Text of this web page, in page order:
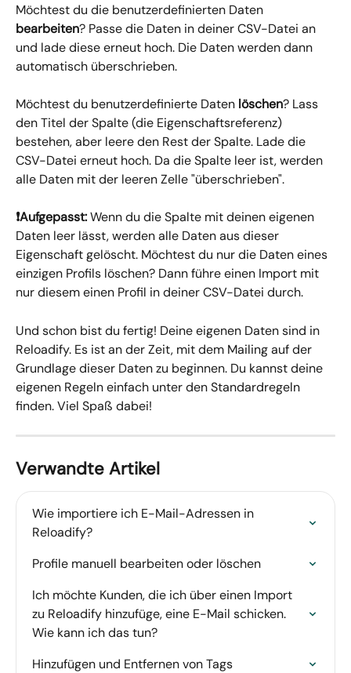
Möchtest du die benutzerdefinierten Daten
bearbeiten? Passe die Daten in deiner CSV-Datei an
und lade diese erneut hoch. Die Daten werden dann
automatisch überschrieben.
Möchtest du benutzerdefinierte Daten löschen? Lass
den Titel der Spalte (die Eigenschaftsreferenz)
bestehen, aber leere den Rest der Spalte. Lade die
CSV-Datei erneut hoch. Da die Spalte leer ist, werden
alle Daten mit der leeren Zelle "überschrieben".
❗️Aufgepasst: Wenn du die Spalte mit deinen eigenen
Daten leer lässt, werden alle Daten aus dieser
Eigenschaft gelöscht. Möchtest du nur die Daten eines
einzigen Profils löschen? Dann führe einen Import mit
nur diesem einen Profil in deiner CSV-Datei durch.
Und schon bist du fertig! Deine eigenen Daten sind in
Reloadify. Es ist an der Zeit, mit dem Mailing auf der
Grundlage dieser Daten zu beginnen. Du kannst deine
eigenen Regeln einfach unter den Standardregeln
finden. Viel Spaß dabei!
Verwandte Artikel
Wie importiere ich E-Mail-Adressen in
Reloadify?
Profile manuell bearbeiten oder löschen
Ich möchte Kunden, die ich über einen Import
zu Reloadify hinzufüge, eine E-Mail schicken.
Wie kann ich das tun?
Hinzufügen und Entfernen von Tags